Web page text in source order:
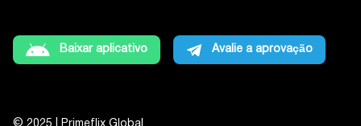
Baixar aplicativo Avalie a aprovação
© 2025 | Primeflix Global